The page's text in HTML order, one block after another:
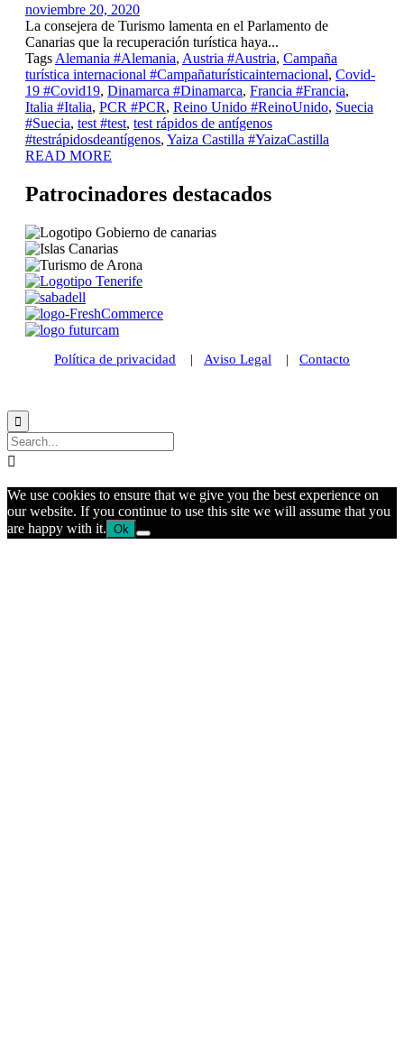
noviembre 20, 2020
La consejera de Turismo lamenta en el Parlamento de
Canarias que la recuperación turística haya...
TagsAlemania #Alemania, Austria #Austria, Campaña
turística internacional #Campañaturísticainternacional, Covid-
19 #Covid19, Dinamarca #Dinamarca, Francia #Francia,
Italia #Italia, PCR #PCR, Reino Unido #ReinoUnido, Suecia
#Suecia, test #test, test rápidos de antígenos
#testrápidosdeantígenos, Yaiza Castilla #YaizaCastilla
READ MORE
Patrocinadores destacados
Política de privacidad | Aviso Legal | Contacto


We use cookies to ensure that we give you the best experience on
our website. If you continue to use this site we will assume that you
are happy with it. Ok